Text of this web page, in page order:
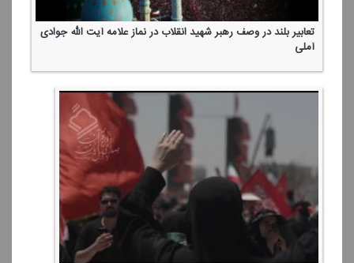
تعابیر بلند در وصف رهبر شهید انقلاب در نماز علامه آیت الله جوادی
آملی